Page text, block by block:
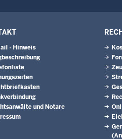
- Hinweis
und Notare